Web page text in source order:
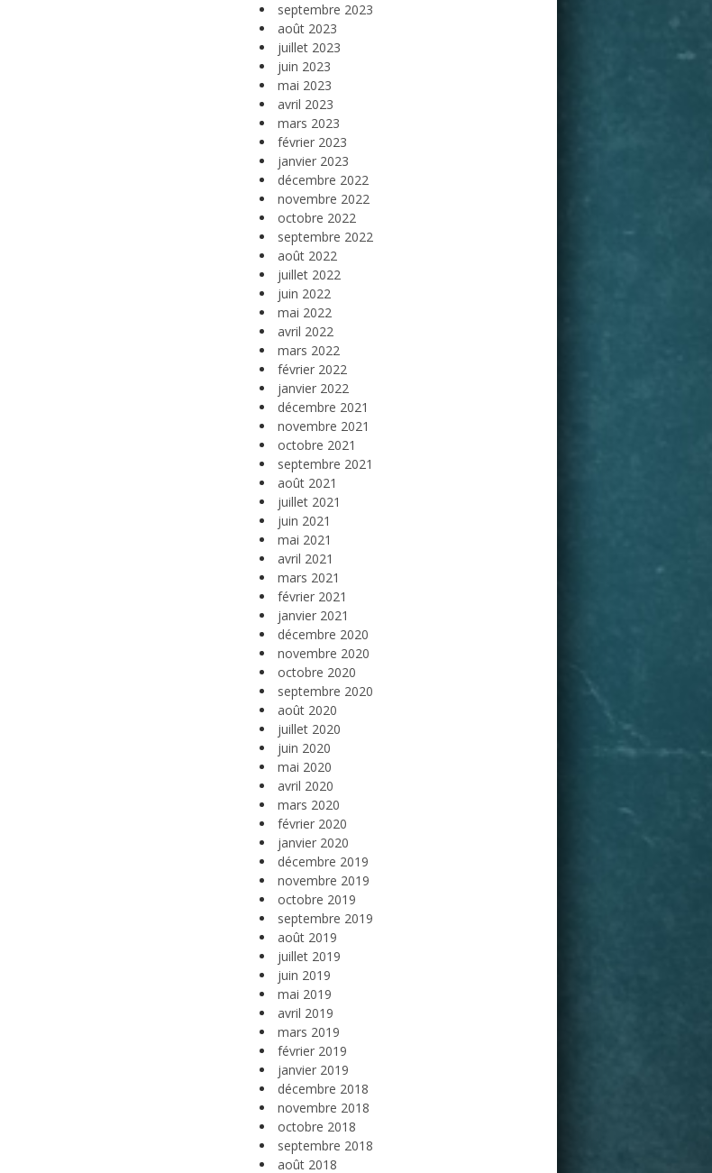
septembre 2023
août 2023
juillet 2023
juin 2023
mai 2023
avril 2023
mars 2023
février 2023
janvier 2023
décembre 2022
novembre 2022
octobre 2022
septembre 2022
août 2022
juillet 2022
juin 2022
mai 2022
avril 2022
mars 2022
février 2022
janvier 2022
décembre 2021
novembre 2021
octobre 2021
septembre 2021
août 2021
juillet 2021
juin 2021
mai 2021
avril 2021
mars 2021
février 2021
janvier 2021
décembre 2020
novembre 2020
octobre 2020
septembre 2020
août 2020
juillet 2020
juin 2020
mai 2020
avril 2020
mars 2020
février 2020
janvier 2020
décembre 2019
novembre 2019
octobre 2019
septembre 2019
août 2019
juillet 2019
juin 2019
mai 2019
avril 2019
mars 2019
février 2019
janvier 2019
décembre 2018
novembre 2018
octobre 2018
septembre 2018
août 2018